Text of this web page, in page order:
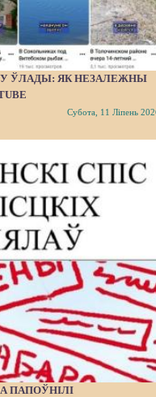
ЎЛАДЫ: ЯК НЕЗАЛЕЖНЫ
Субота, 11 Ліпень
ПАПОЎНІЛІ